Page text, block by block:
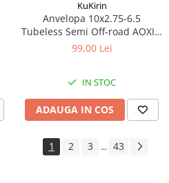
KuKirin
Anvelopa 10x2.75-6.5
Tubeless Semi Off-road AOXIN
- KUKIRIN G2, G2 Master, A1,
99,00 Lei
IN STOC
ADAUGA IN COS
1 2 3 ... 43